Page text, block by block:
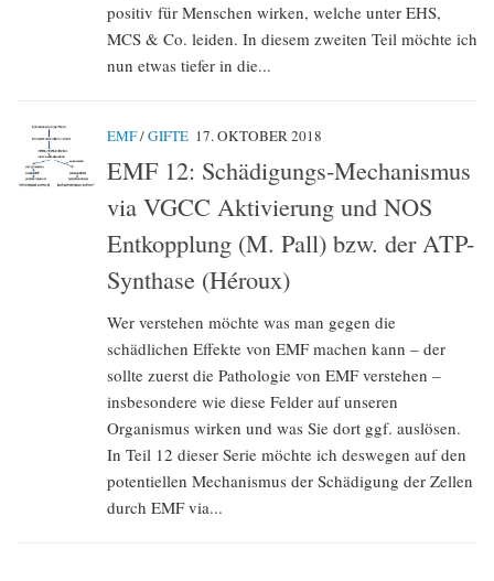
positiv für Menschen wirken, welche unter EHS,
MCS & Co. leiden. In diesem zweiten Teil möchte ich
nun etwas tiefer in die...
EMF/GIFTE 17. OKTOBER 2018
EMF 12: Schädigungs-Mechanismus
via VGCC Aktivierung und NOS
Entkopplung (M. Pall) bzw. der ATP-
Synthase (Héroux)
Wer verstehen möchte was man gegen die
schädlichen Effekte von EMF machen kann – der
sollte zuerst die Pathologie von EMF verstehen –
insbesondere wie diese Felder auf unseren
Organismus wirken und was Sie dort ggf. auslösen.
In Teil 12 dieser Serie möchte ich deswegen auf den
potentiellen Mechanismus der Schädigung der Zellen
durch EMF via...